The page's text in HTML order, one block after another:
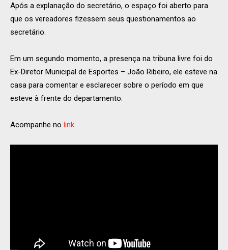
Após a explanação do secretário, o espaço foi aberto para
que os vereadores fizessem seus questionamentos ao
secretário.
Em um segundo momento, a presença na tribuna livre foi do
Ex-Diretor Municipal de Esportes – João Ribeiro, ele esteve na
casa para comentar e esclarecer sobre o período em que
esteve à frente do departamento.
Acompanhe no link